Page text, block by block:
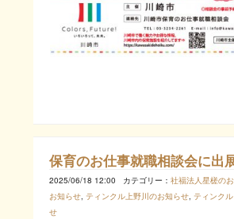
保育のお仕事就職相談会に出
2025/06/18 12:00 カテゴリー： 社福法人星槎の
お知らせ, ティンクル上野川のお知らせ, ティンク
せ